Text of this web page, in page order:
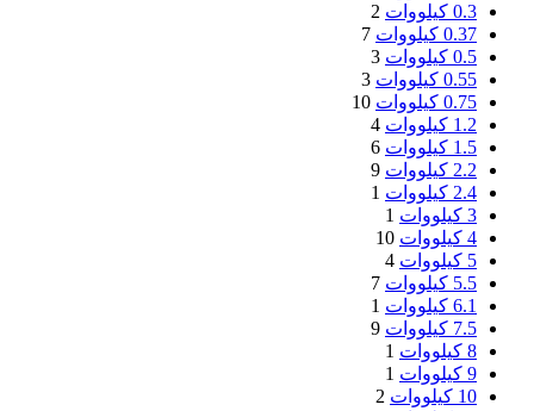
0.3 کیلووات
2
0.37 کیلووات
7
0.5 کیلووات
3
0.55 کیلووات
3
0.75 کیلووات
10
1.2 کیلووات
4
1.5 کیلووات
6
2.2 کیلووات
9
2.4 کیلووات
1
3 کیلووات
1
4 کیلووات
10
5 کیلووات
4
5.5 کیلووات
7
6.1 کیلووات
1
7.5 کیلووات
9
8 کیلووات
1
9 کیلووات
1
10 کیلووات
2